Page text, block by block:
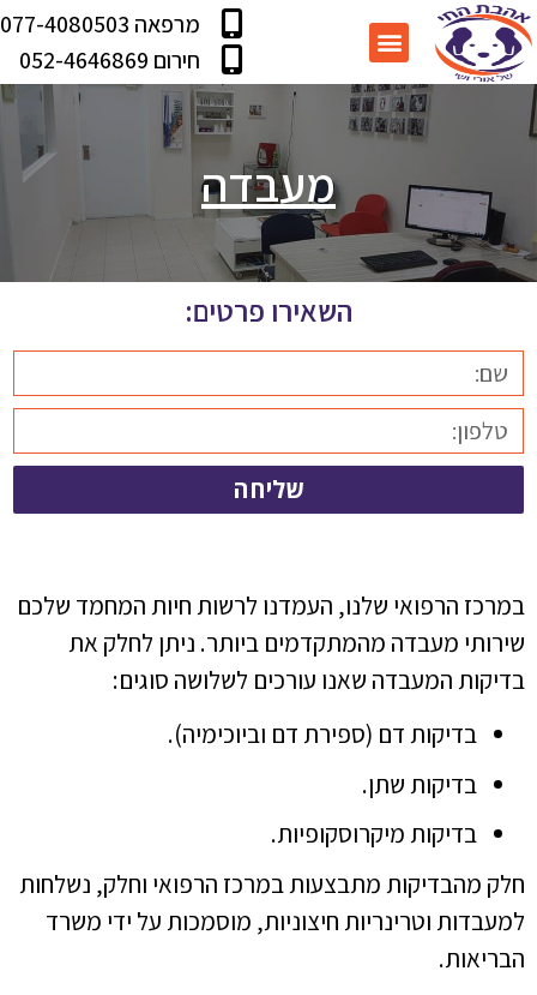
מרפאה 077-4080503
חירום 052-4646869
מעבדה
במרכז הרפואי שלנו, העמדנו לרשות חיות המחמד שלכם
שירותי מעבדה מהמתקדמים ביותר. ניתן לחלק את
בדיקות המעבדה שאנו עורכים לשלושה סוגים:
בדיקות דם (ספירת דם וביוכימיה).
בדיקות שתן.
בדיקות מיקרוסקופיות.
חלק מהבדיקות מתבצעות במרכז הרפואי וחלק, נשלחות
למעבדות וטרינריות חיצוניות, מוסמכות על ידי משרד
הבריאות.
השאירו פרטים:
שליחה